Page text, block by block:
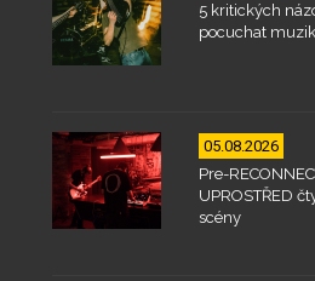
5 kritických
pocuchat
05.08.2026
Pre-
UPROSTŘED
scény